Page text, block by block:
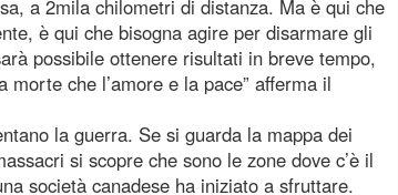
a 2mila chilometri di distanza. Ma è qui che
è qui che bisogna agire per disarmare gli
possibile ottenere risultati in breve tempo,
morte che l’amore e la pace” afferma il
la guerra. Se si guarda la mappa dei
si scopre che sono le zone dove c’è il
società canadese ha iniziato a sfruttare.